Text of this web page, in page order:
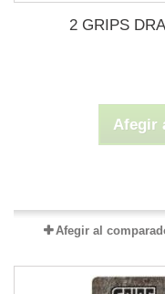
2 GRIPS
Afegir
Afegir al